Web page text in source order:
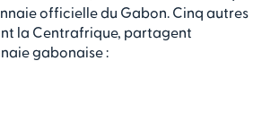
officielle du Gabon. Cinq autres
la Centrafrique, partagent
gabonaise :